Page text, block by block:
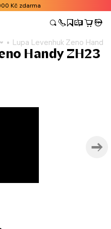
Kč zdarma
Lupa Levenhuk Zeno Handy
Handy ZH23